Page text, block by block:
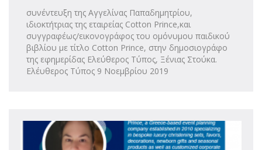
συνέντευξη της Αγγελίνας Παπαδημητρίου,
ιδιοκτήτριας της εταιρείας Cotton Prince,και
συγγραφέως/εικονογράφος του ομόνυμου παιδικού
βιβλίου με τίτλο Cotton Prince, στην δημοσιογράφο
της εφημερίδας Ελεύθερος Τύπος, Ξένιας Στούκα.
Ελέυθερος Τύπος 9 Νοεμβρίου 2019